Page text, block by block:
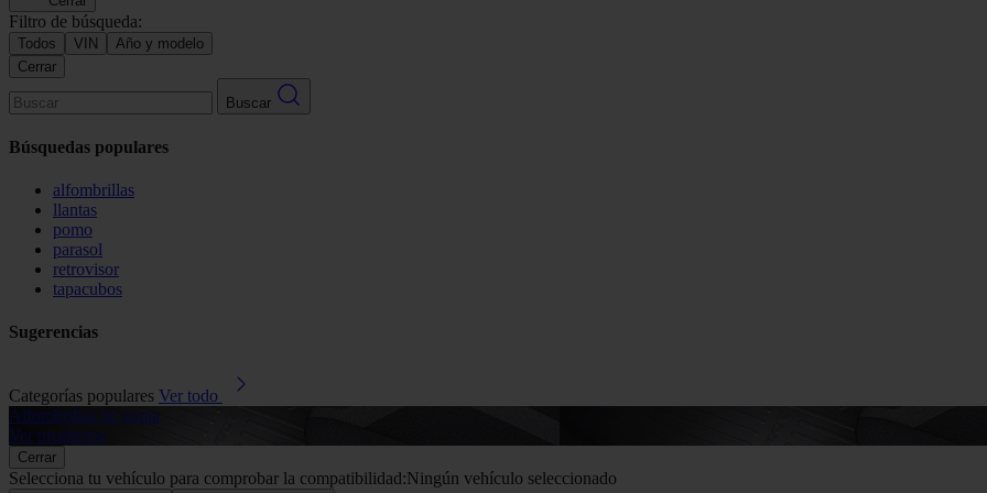
Filtro de búsqueda:
Todos VIN
Año y modelo
Cerrar
Buscar
Búsquedas populares
alfombrillas
llantas
pomo
parasol
retrovisor
tapacubos
Sugerencias
Categorías populares Ver todo
Alfombrillas de goma
Ver productos
Cerrar
Selecciona tu vehículo para comprobar la compatibilidad:Ningún vehículo seleccionado